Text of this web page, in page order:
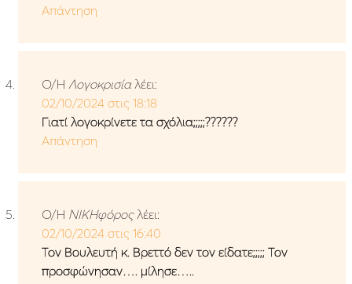
Απάντηση
Ο/Η Λογοκρισία λέει:
02/10/2024 στις 18:18
Γιατί λογοκρίνετε τα σχόλια;;;;;??????
Απάντηση
Ο/Η ΝΙΚΗφόρος λέει:
02/10/2024 στις 16:40
Τον Βουλευτή κ. Βρεττό δεν τον είδατε;;;;; Τον
προσφώνησαν…. μίλησε…..